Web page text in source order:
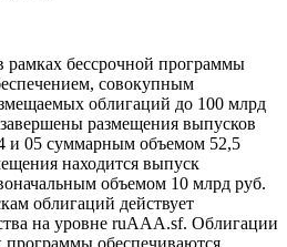
бессрочной программы
совокупным
облигаций до 100 млрд
размещения выпусков
и 05 суммарным объемом 52,5
находится выпуск
объемом 10 млрд руб.
облигаций действует
на уровне ruAAA.sf. Облигации